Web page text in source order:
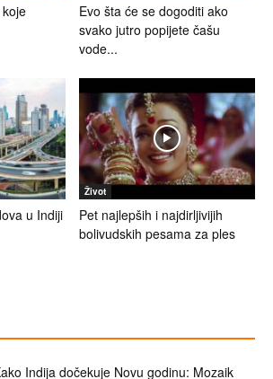
Evo šta će se dogoditi ako
svako jutro popijete čašu
vode...
u Indiji
Život
Pet najlepših i najdirljivijih
bolivudskih pesama za ples
Indija dočekuje Novu godinu: Mozaik